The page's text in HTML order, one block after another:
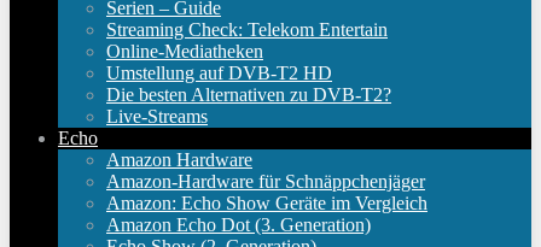
Serien – Guide
Streaming Check: Telekom Entertain
Online-Mediatheken
Umstellung auf DVB-T2 HD
Die besten Alternativen zu DVB-T2?
Live-Streams
Echo
Amazon Hardware
Amazon-Hardware für Schnäppchenjäger
Amazon: Echo Show Geräte im Vergleich
Amazon Echo Dot (3. Generation)